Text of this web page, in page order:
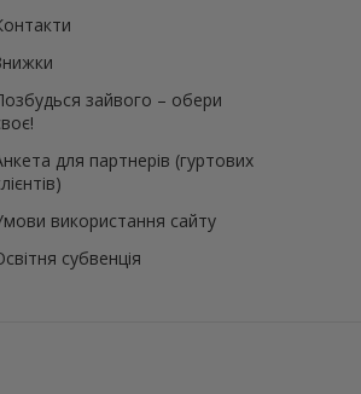
зайвого – обери
для партнерів (гуртових
використання сайту
субвенція